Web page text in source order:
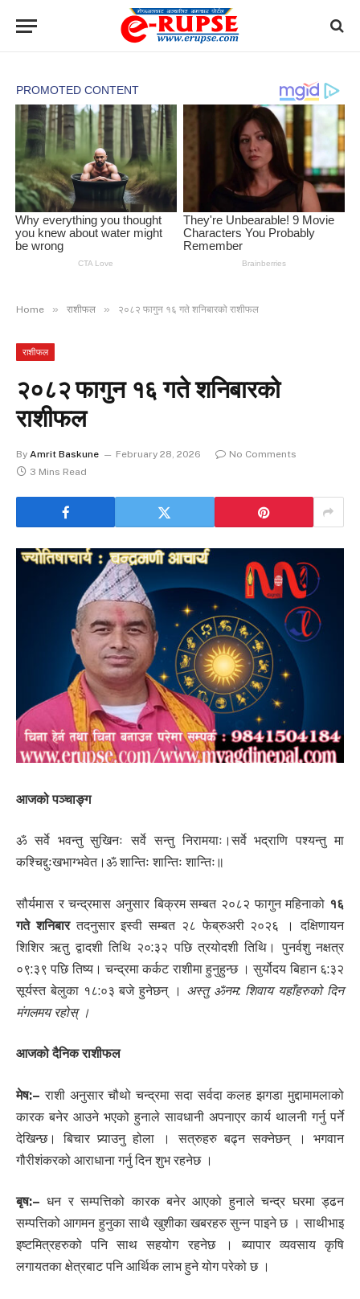
Home » राशीफल » २०८२ फागुन १६ गते शनिबारको राशीफल
राशीफल
२०८२ फागुन १६ गते शनिबारको
राशीफल
By Amrit Baskune February 28, 2026
No Comments
3 Mins Read
आजको पञ्चाङ्ग
ॐ सर्वे भवन्तु सुखिनः सर्वे सन्तु निरामयाः।सर्वे भद्राणि पश्यन्तु मा
कश्चिद्दुःखभाग्भवेत।ॐ शान्तिः शान्तिः शान्तिः॥
सौर्यमास र चन्द्रमास अनुसार बिक्रम सम्बत २०८२ फागुन महिनाको १६
गते शनिबारतदनुसार इस्वी सम्बत २८ फेब्रुअरी २०२६ । दक्षिणायन
शिशिर ऋतु द्वादशी तिथि २०:३२ पछि त्रयोदशी तिथि। पुनर्वशु नक्षत्र
०९:३९ पछि तिष्य। चन्द्रमा कर्कट राशीमा हुनुहुन्छ । सुर्योदय बिहान ६:३२
सूर्यस्त बेलुका १८:०३ बजे हुनेछन् । अस्तु ॐनम: शिवाय यहाँहरुको दिन
मंगलमय रहोस् ।
आजको दैनिक राशीफल
मेष:– राशी अनुसार चौथो चन्द्रमा सदा सर्वदा कलह झगडा मुद्दामामलाको
कारक बनेर आउने भएको हुनाले सावधानी अपनाएर कार्य थालनी गर्नु पर्ने
देखिन्छ। बिचार प्र्याउनु होला । सत्रुहरु बढ्न सक्नेछन् । भगवान
गौरीशंकरको आराधाना गर्नु दिन शुभ रहनेछ ।
बृष:– धन र सम्पत्तिको कारक बनेर आएको हुनाले चन्द्र घरमा ड्ढन
सम्पत्तिको आगमन हुनुका साथै खुशीका खबरहरु सुन्न पाइने छ । साथीभाइ
इष्टमित्रहरुको पनि साथ सहयोग रहनेछ । ब्यापार व्यवसाय कृषि
लगायतका क्षेत्रबाट पनि आर्थिक लाभ हुने योग परेको छ ।